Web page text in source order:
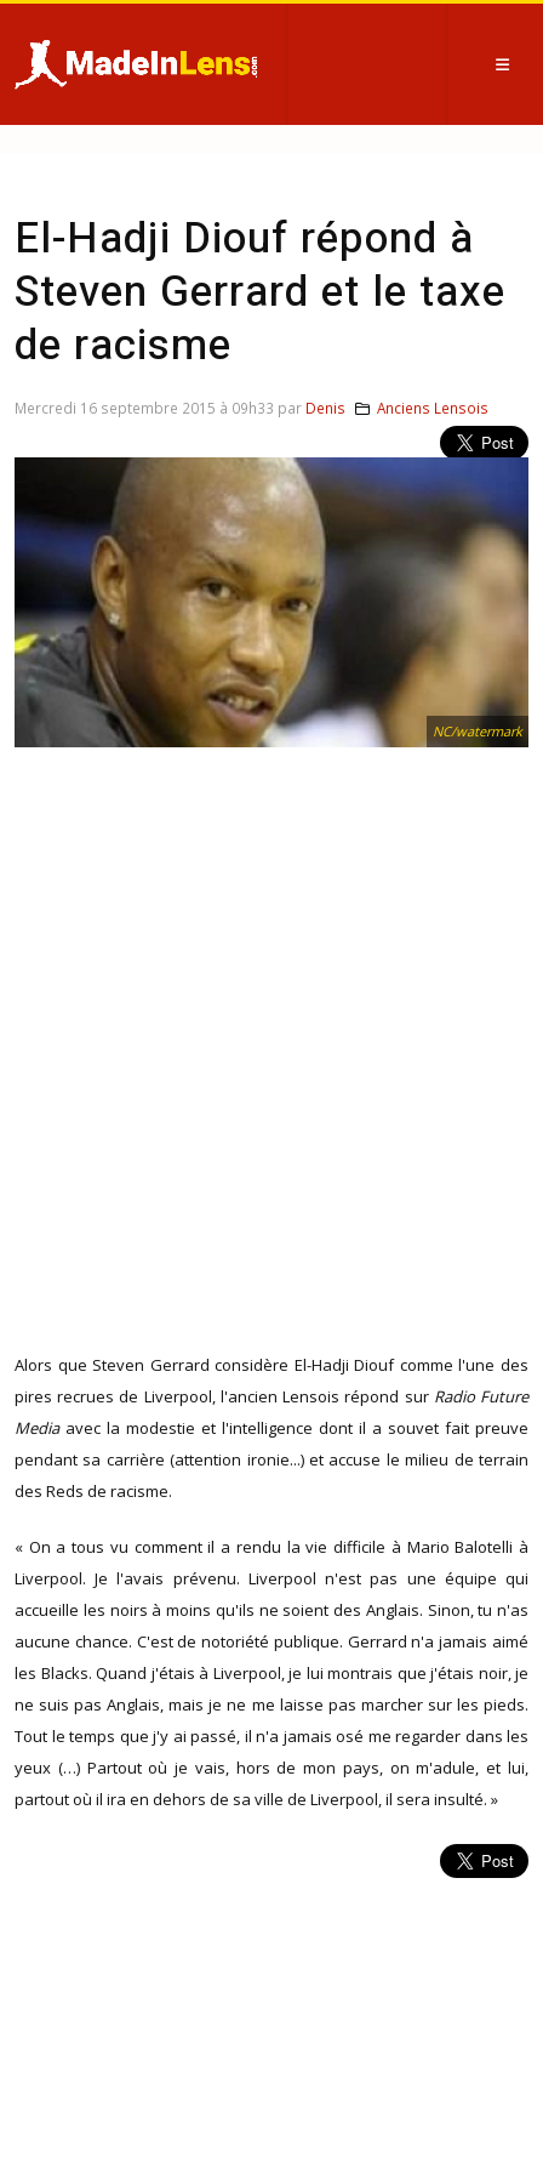
El-Hadji Diouf répond à
Steven Gerrard et le taxe
de racisme
NC/watermark
Alors que Steven Gerrard considère El-Hadji Diouf comme l'une des
pires recrues de Liverpool, l'ancien Lensois répond sur Radio Future
Mediaavec la modestie et l'intelligence dont il a souvet fait preuve
pendant sa carrière (attention ironie...) et accuse le milieu de terrain
des Reds de racisme.
« On a tous vu comment il a rendu la vie difficile à Mario Balotelli à
Liverpool. Je l'avais prévenu. Liverpool n'est pas une équipe qui
accueille les noirs à moins qu'ils ne soient des Anglais. Sinon, tu n'as
aucune chance. C'est de notoriété publique. Gerrard n'a jamais aimé
les Blacks. Quand j'étais à Liverpool, je lui montrais que j'étais noir, je
ne suis pas Anglais, mais je ne me laisse pas marcher sur les pieds.
Tout le temps que j'y ai passé, il n'a jamais osé me regarder dans les
yeux (…) Partout où je vais, hors de mon pays, on m'adule, et lui,
partout où il ira en dehors de sa ville de Liverpool, il sera insulté. »
Mercredi 16 septembre 2015 à 09h33 par Denis Anciens Lensois